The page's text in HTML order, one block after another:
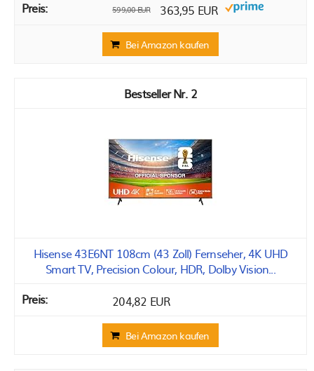
599,00 EUR 363,95 EUR
Bei Amazon kaufen
2
Hisense 43E6NT 108cm (43 Zoll) Fernseher, 4K UHD
Smart TV, Precision Colour, HDR, Dolby Vision...
204,82 EUR
Bei Amazon kaufen